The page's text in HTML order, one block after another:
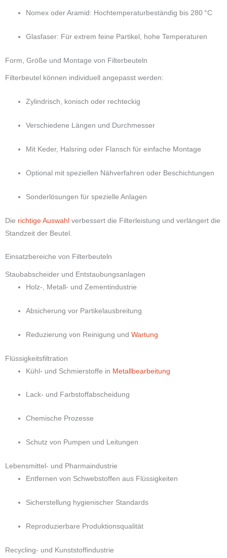
Nomex oder Aramid: Hochtemperaturbeständig bis 280 °C
Glasfaser: Für extrem feine Partikel, hohe Temperaturen
Form, Größe und Montage von Filterbeuteln
Filterbeutel können individuell angepasst werden:
Zylindrisch, konisch oder rechteckig
Verschiedene Längen und Durchmesser
Mit Keder, Halsring oder Flansch für einfache Montage
Optional mit speziellen Nähverfahren oder Beschichtungen
Sonderlösungen für spezielle Anlagen
Die richtige Auswahl verbessert die Filterleistung und verlängert die
Standzeit der Beutel.
Einsatzbereiche von Filterbeuteln
Staubabscheider und Entstaubungsanlagen
Holz-, Metall- und Zementindustrie
Absicherung vor Partikelausbreitung
Reduzierung von Reinigung undWartung
Flüssigkeitsfiltration
Kühl- und Schmierstoffe in Metallbearbeitung
Lack- und Farbstoffabscheidung
Chemische Prozesse
Schutz von Pumpen und Leitungen
Lebensmittel- und Pharmaindustrie
Entfernen von Schwebstoffen aus Flüssigkeiten
Sicherstellung hygienischer Standards
Reproduzierbare Produktionsqualität
Recycling- und Kunststoffindustrie